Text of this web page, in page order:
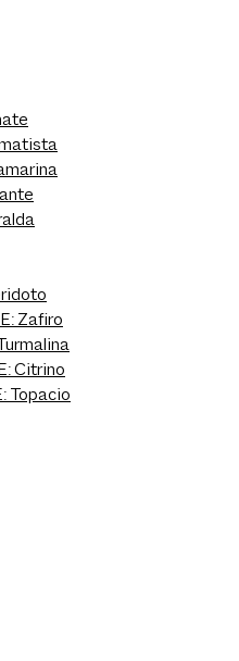
Zafiro
Citrino
Topacio